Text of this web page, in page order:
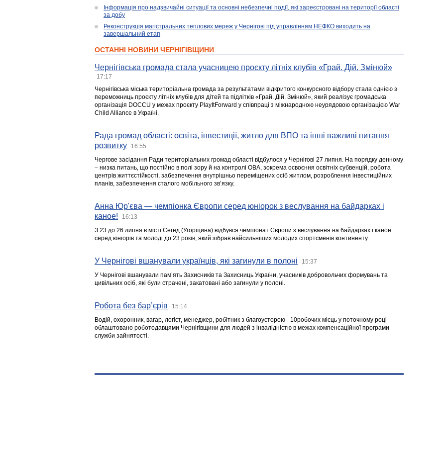
Інформація про надзвичайні ситуації та основні небезпечні події, які зареєстровані на території області
за добу
Реконструкція магістральних теплових мереж у Чернігові під управлінням НЕФКО виходить на
завершальний етап
ОСТАННІ НОВИНИ ЧЕРНІГІВЩИНИ
Чернігівська громада стала учасницею проєкту літніх клубів «Грай. Дій. Змінюй»
17:17
Чернігівська міська територіальна громада за результатами відкритого конкурсного відбору стала однією з
переможниць проєкту літніх клубів для дітей та підлітків «Грай. Дій. Змінюй», який реалізує громадська
організація DOCCU у межах проєкту PlayItForward у співпраці з міжнародною неурядовою організацією War
Child Alliance в Україні.
Рада громад області: освіта, інвестиції, житло для ВПО та інші важливі питання
розвитку
16:55
Чергове засідання Ради територіальних громад області відбулося у Чернігові 27 липня. На порядку денному
– низка питань, що постійно в полі зору й на контролі ОВА, зокрема освоєння освітніх субвенцій, робота
центрів життєстійкості, забезпечення внутрішньо переміщених осіб житлом, розроблення інвестиційних
планів, забезпечення сталого мобільного зв’язку.
Анна Юр'єва — чемпіонка Європи серед юніорок з веслування на байдарках і
каное!
16:13
З 23 до 26 липня в місті Сегед (Угорщина) відбувся чемпіонат Європи з веслування на байдарках і каное
серед юніорів та молоді до 23 років, який зібрав найсильніших молодих спортсменів континенту.
У Чернігові вшанували українців, які загинули в полоні 15:37
У Чернігові вшанували пам’ять Захисників та Захисниць України, учасників добровольчих формувань та
цивільних осіб, які були страчені, закатовані або загинули у полоні.
Робота без бар’єрів 15:14
Водій, охоронник, вагар, логіст, менеджер, робітник з благоусторою– 10робочих місць у поточному році
облаштовано роботодавцями Чернігівщини для людей з інвалідністю в межах компенсаційної програми
служби зайнятості.